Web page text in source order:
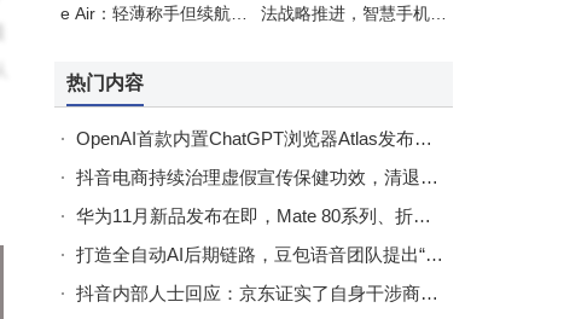
e Air：轻薄称手但续航有
法战略推进，智慧手机生
热门内容
OpenAI首款内置ChatGPT浏览器Atlas发布！支持谷歌数据导入，免费下载享7天会员
抖音电商持续治理虚假宣传保健功效，清退违规达人4.3万名，违规商家793家
华为11月新品发布在即，Mate 80系列、折叠屏X7及nova 15系列将齐登场
打造全自动AI后期链路，豆包语音团队提出“AI多人有声剧”方案
抖音内部人士回应：京东证实了自身干涉商家在其他平台的经营权